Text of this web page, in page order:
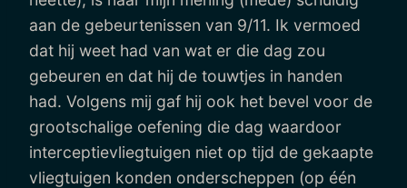
aan de gebeurtenissen van 9/11. Ik vermoed
dat hij weet had van wat er die dag zou
gebeuren en dat hij de touwtjes in handen
had. Volgens mij gaf hij ook het bevel voor de
grootschalige oefening die dag waardoor
interceptievliegtuigen niet op tijd de gekaapte
vliegtuigen konden onderscheppen (op één